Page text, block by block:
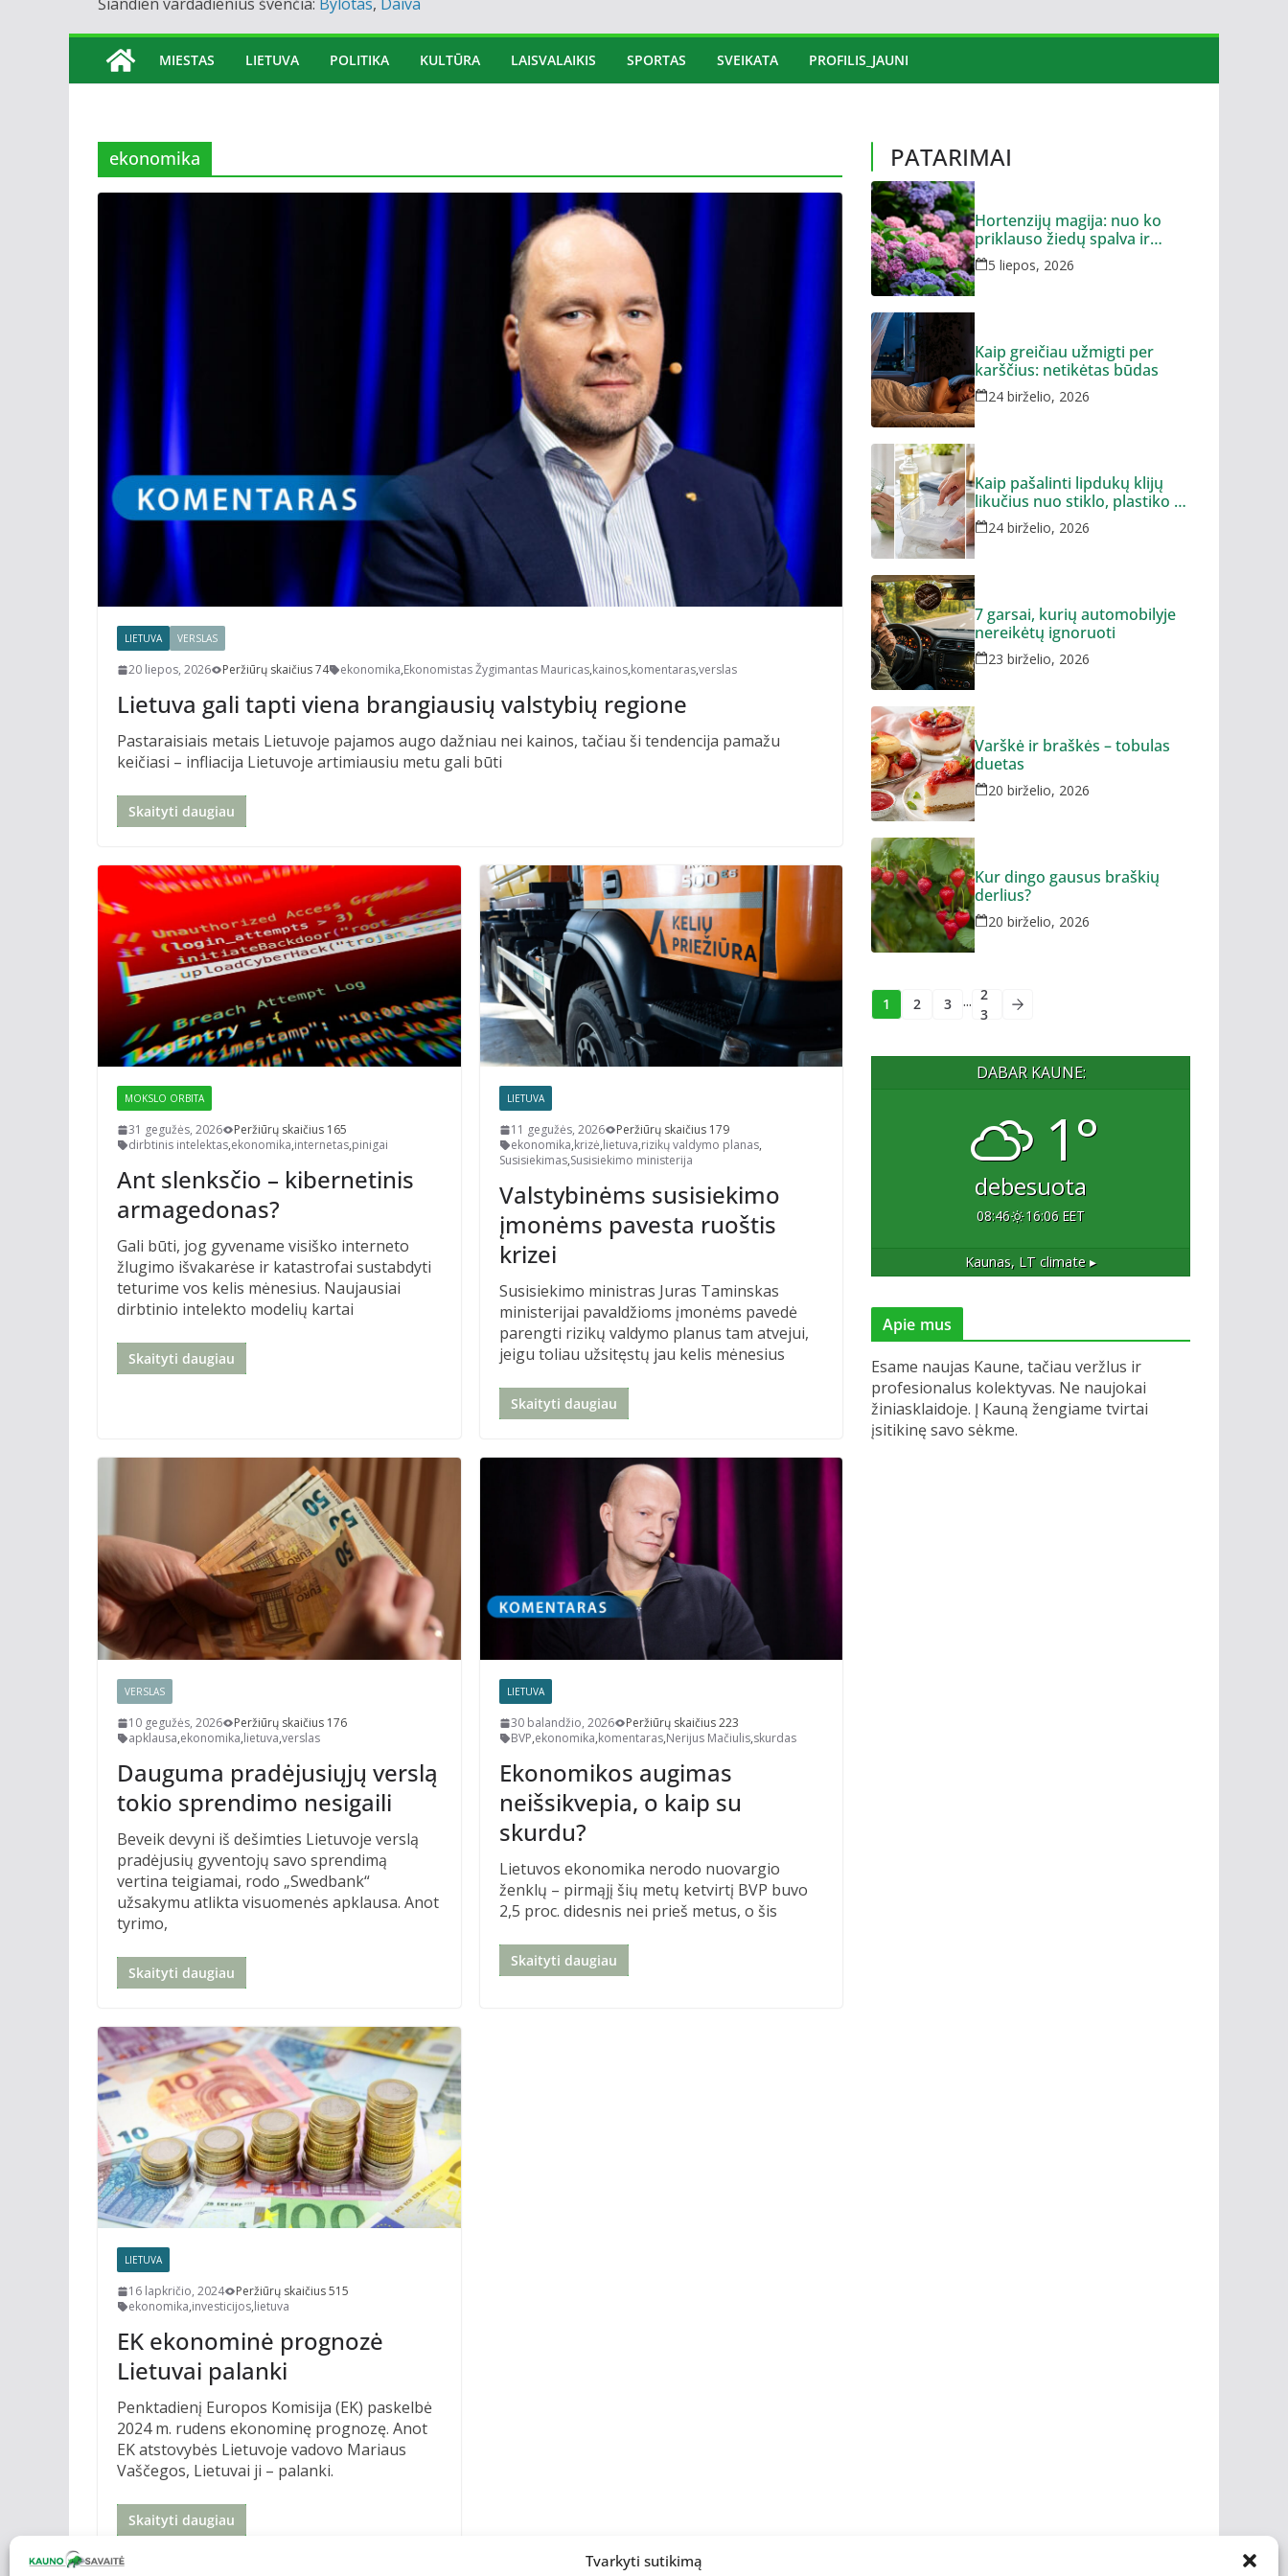
Tvarkyti sutikimą
MIESTAS LIETUVA POLITIKA KULTŪRA LAISVALAIKIS SPORTAS SVEIKATA PROFILIS_JAUNI
ekonomika
LIETUVA VERSLAS
20 liepos, 2026 Peržiūrų skaičius 74 ekonomika,Ekonomistas Žygimantas Mauricas,kainos,komentaras,verslas
Lietuva gali tapti viena brangiausių valstybių regione
Pastaraisiais metais Lietuvoje pajamos augo dažniau nei kainos, tačiau ši tendencija pamažu
keičiasi – infliacija Lietuvoje artimiausiu metu gali būti
Skaityti daugiau
MOKSLO ORBITA
31 gegužės, 2026
Peržiūrų skaičius 165
dirbtinis intelektas,ekonomika,internetas,pinigai
Ant slenksčio – kibernetinis
armagedonas?
Gali būti, jog gyvename visiško interneto
žlugimo išvakarėse ir katastrofai sustabdyti
teturime vos kelis mėnesius. Naujausiai
dirbtinio intelekto modelių kartai
Skaityti daugiau
LIETUVA
11 gegužės, 2026
Peržiūrų skaičius 179
ekonomika,krizė,lietuva,rizikų valdymo planas,
Susisiekimas,Susisiekimo ministerija
Valstybinėms susisiekimo
įmonėms pavesta ruoštis
krizei
Susisiekimo ministras Juras Taminskas
ministerijai pavaldžioms įmonėms pavedė
parengti rizikų valdymo planus tam atvejui,
jeigu toliau užsitęstų jau kelis mėnesius
Skaityti daugiau
VERSLAS
10 gegužės, 2026
Peržiūrų skaičius 176
apklausa,ekonomika,lietuva,verslas
Dauguma pradėjusiųjų verslą
tokio sprendimo nesigaili
Beveik devyni iš dešimties Lietuvoje verslą
pradėjusių gyventojų savo sprendimą
vertina teigiamai, rodo „Swedbank“
užsakymu atlikta visuomenės apklausa. Anot
tyrimo,
Skaityti daugiau
LIETUVA
30 balandžio, 2026
Peržiūrų skaičius 223
BVP,ekonomika,komentaras,Nerijus Mačiulis,skurdas
Ekonomikos augimas
neišsikvepia, o kaip su
skurdu?
Lietuvos ekonomika nerodo nuovargio
ženklų – pirmąjį šių metų ketvirtį BVP buvo
2,5 proc. didesnis nei prieš metus, o šis
Skaityti daugiau
LIETUVA
16 lapkričio, 2024
Peržiūrų skaičius 515
ekonomika,investicijos,lietuva
EK ekonominė prognozė
Lietuvai palanki
Penktadienį Europos Komisija (EK) paskelbė
2024 m. rudens ekonominę prognozę. Anot
EK atstovybės Lietuvoje vadovo Mariaus
Vaščegos, Lietuvai ji – palanki.
Skaityti daugiau
PATARIMAI
Hortenzijų magija: nuo ko
priklauso žiedų spalva ir
dydis?
5 liepos, 2026
Kaip greičiau užmigti per
karščius: netikėtas būdas
24 birželio, 2026
Kaip pašalinti lipdukų klijų
likučius nuo stiklo, plastiko ar
metalo
24 birželio, 2026
7 garsai, kurių automobilyje
nereikėtų ignoruoti
23 birželio, 2026
Varškė ir braškės – tobulas
duetas
20 birželio, 2026
Kur dingo gausus braškių
derlius?
20 birželio, 2026
1 2 3 ... 2
3
DABAR KAUNE:
1°
debesuota
08:46 16:06 EET
Kaunas, LT climate ▸
Apie mus
Esame naujas Kaune, tačiau veržlus ir
profesionalus kolektyvas. Ne naujokai
žiniasklaidoje. Į Kauną žengiame tvirtai
įsitikinę savo sėkme.